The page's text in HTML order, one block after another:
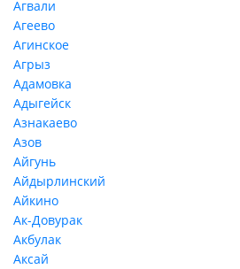
Агвали
Агеево
Агинское
Агрыз
Адамовка
Адыгейск
Азнакаево
Азов
Айгунь
Айдырлинский
Айкино
Ак-Довурак
Акбулак
Аксай